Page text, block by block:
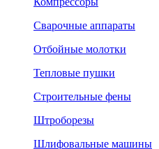
Сварочные аппараты
Отбойные молотки
Тепловые пушки
Строительные фены
Штроборезы
Шлифовальные машины